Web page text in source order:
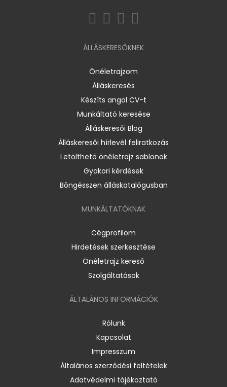
ÁLLÁSKERESŐKNEK
Önéletrajzom
Álláskeresés
Készíts angol CV-t
Munkáltató keresése
Álláskeresői Blog
Álláskeresői hírlevél feliratkozás
Letölthető önéletrajz sablonok
Gyakori kérdések
Böngésszen álláskatalógusban
MUNKÁLTATÓKNAK
Cégprofilom
Hirdetések szerkesztése
Önéletrajz kereső
Szolgáltatások
ÁLTALÁNOS INFORMÁCIÓK
Rólunk
Kapcsolat
Impresszum
Általános szerződési feltételek
Adatvédelmi tájékoztató